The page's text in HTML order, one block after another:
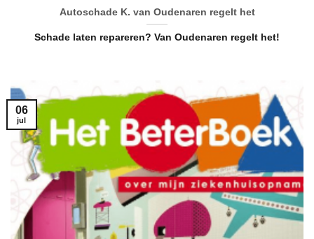
Autoschade K. van Oudenaren regelt het
Schade laten repareren? Van Oudenaren regelt het!
06
jul